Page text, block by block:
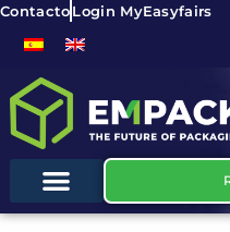
ContactoLogin MyEasyfairs